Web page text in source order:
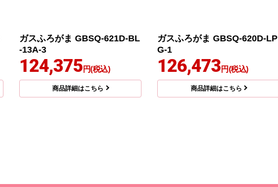
ガスふろがま GBSQ-621D-BL
-13A-3
124,375円(税込)
商品詳細はこちら
ガスふろがま GBSQ-620D-LP
G-1
126,473円(税込)
商品詳細はこちら